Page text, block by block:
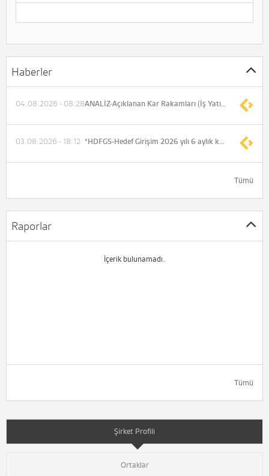
Haberler
ANALİZ-Açıklanan Kar Rakamları (İş Yatırım)
04.08.2026 - 08:28
*HDFGS-Hedef Girişim 2026 yılı 6 aylık konsolide olmayan net dönem zararı -88.499.931 TL (Önceki -492.677.546 TL)
03.08.2026 - 18:12
Tümü
Raporlar
İçerik bulunamadı.
Tümü
Şirket Profili
Ortaklar